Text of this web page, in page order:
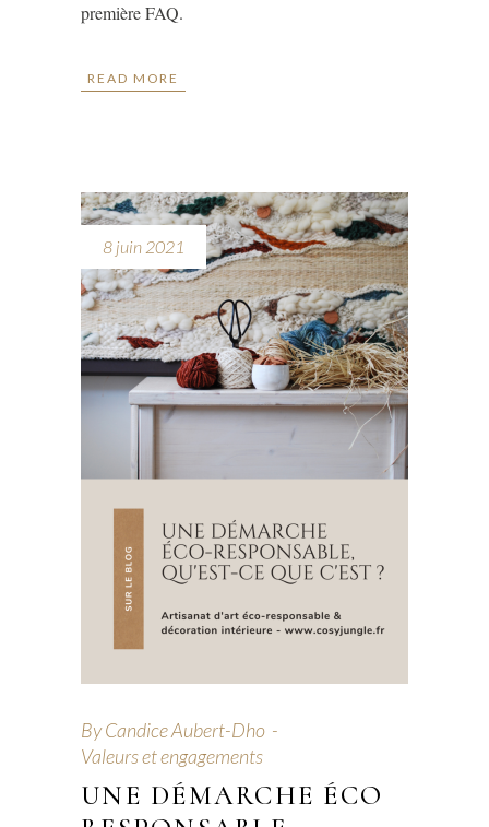
première FAQ.
READ MORE
8 juin 2021
ByCandice Aubert-Dho
Valeurs et engagements
UNE DÉMARCHE ÉCO